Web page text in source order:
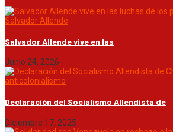
Salvador Allende
Salvador Allende vive en las
Junio 24, 2026
anticolonialismo
Declaración del Socialismo Allendista de
Diciembre 17, 2025